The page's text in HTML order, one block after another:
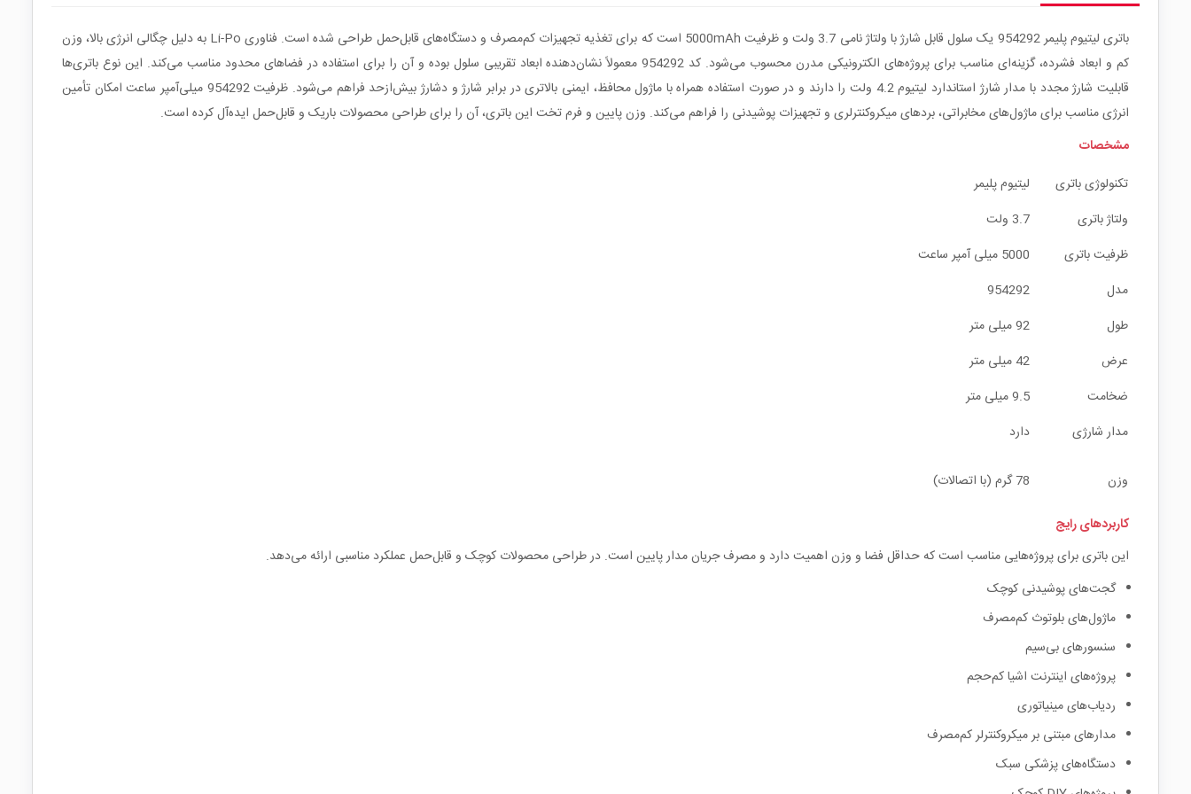
باتری لیتیوم پلیمر 954292 یک سلول قابل شارژ با ولتاژ نامی 3.7 ولت و ظرفیت 5000mAh است که برای تغذیه تجهیزات کم‌مصرف و دستگاه‌های قابل‌حمل طراحی شده است. فناوری Li-Po به دلیل چگالی انرژی بالا، وزن
کم و ابعاد فشرده، گزینه‌ای مناسب برای پروژه‌های الکترونیکی مدرن محسوب می‌شود. کد 954292 معمولاً نشان‌دهنده ابعاد تقریبی سلول بوده و آن را برای استفاده در فضاهای محدود مناسب می‌کند. این نوع باتری‌ها
قابلیت شارژ مجدد با مدار شارژ استاندارد لیتیوم 4.2 ولت را دارند و در صورت استفاده همراه با ماژول محافظ، ایمنی بالاتری در برابر شارژ و دشارژ بیش‌ازحد فراهم می‌شود. ظرفیت 954292 میلی‌آمپر ساعت امکان تأمین
انرژی مناسب برای ماژول‌های مخابراتی، بردهای میکروکنترلری و تجهیزات پوشیدنی را فراهم می‌کند. وزن پایین و فرم تخت این باتری، آن را برای طراحی محصولات باریک و قابل‌حمل ایده‌آل کرده است.
مشخصات
تکنولوژی باتری
لیتیوم پلیمر
ولتاژ باتری
3.7 ولت
ظرفیت باتری
5000 میلی آمپر ساعت
مدل
954292
طول
92 میلی متر
عرض
42 میلی متر
ضخامت
9.5 میلی متر
مدار شارژی
دارد
وزن 78 گرم (با اتصالات)
کاربردهای رایج
این باتری برای پروژه‌هایی مناسب است که حداقل فضا و وزن اهمیت دارد و مصرف جریان مدار پایین است. در طراحی محصولات کوچک و قابل‌حمل عملکرد مناسبی ارائه می‌دهد.
گجت‌های پوشیدنی کوچک
ماژول‌های بلوتوث کم‌مصرف
سنسورهای بی‌سیم
پروژه‌های اینترنت اشیا کم‌حجم
ردیاب‌های مینیاتوری
مدارهای مبتنی بر میکروکنترلر کم‌مصرف
دستگاه‌های پزشکی سبک